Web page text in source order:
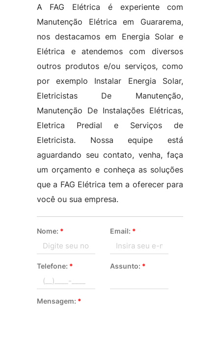
A FAG Elétrica é experiente com
Manutenção Elétrica em Guararema,
nos destacamos em Energia Solar e
Elétrica e atendemos com diversos
outros produtos e/ou serviços, como
por exemplo Instalar Energia Solar,
Eletricistas De Manutenção,
Manutenção De Instalações Elétricas,
Eletrica Predial e Serviços de
Eletricista. Nossa equipe está
aguardando seu contato, venha, faça
um orçamento e conheça as soluções
que a FAG Elétrica tem a oferecer para
você ou sua empresa.
Nome: * Email: *
Telefone: * Assunto: *
Mensagem: *